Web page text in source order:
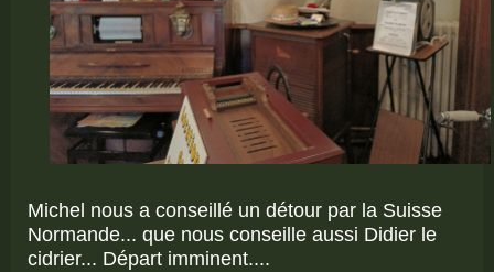
Michel nous a conseillé un détour par la Suisse
Normande... que nous conseille aussi Didier le
cidrier... Départ imminent....